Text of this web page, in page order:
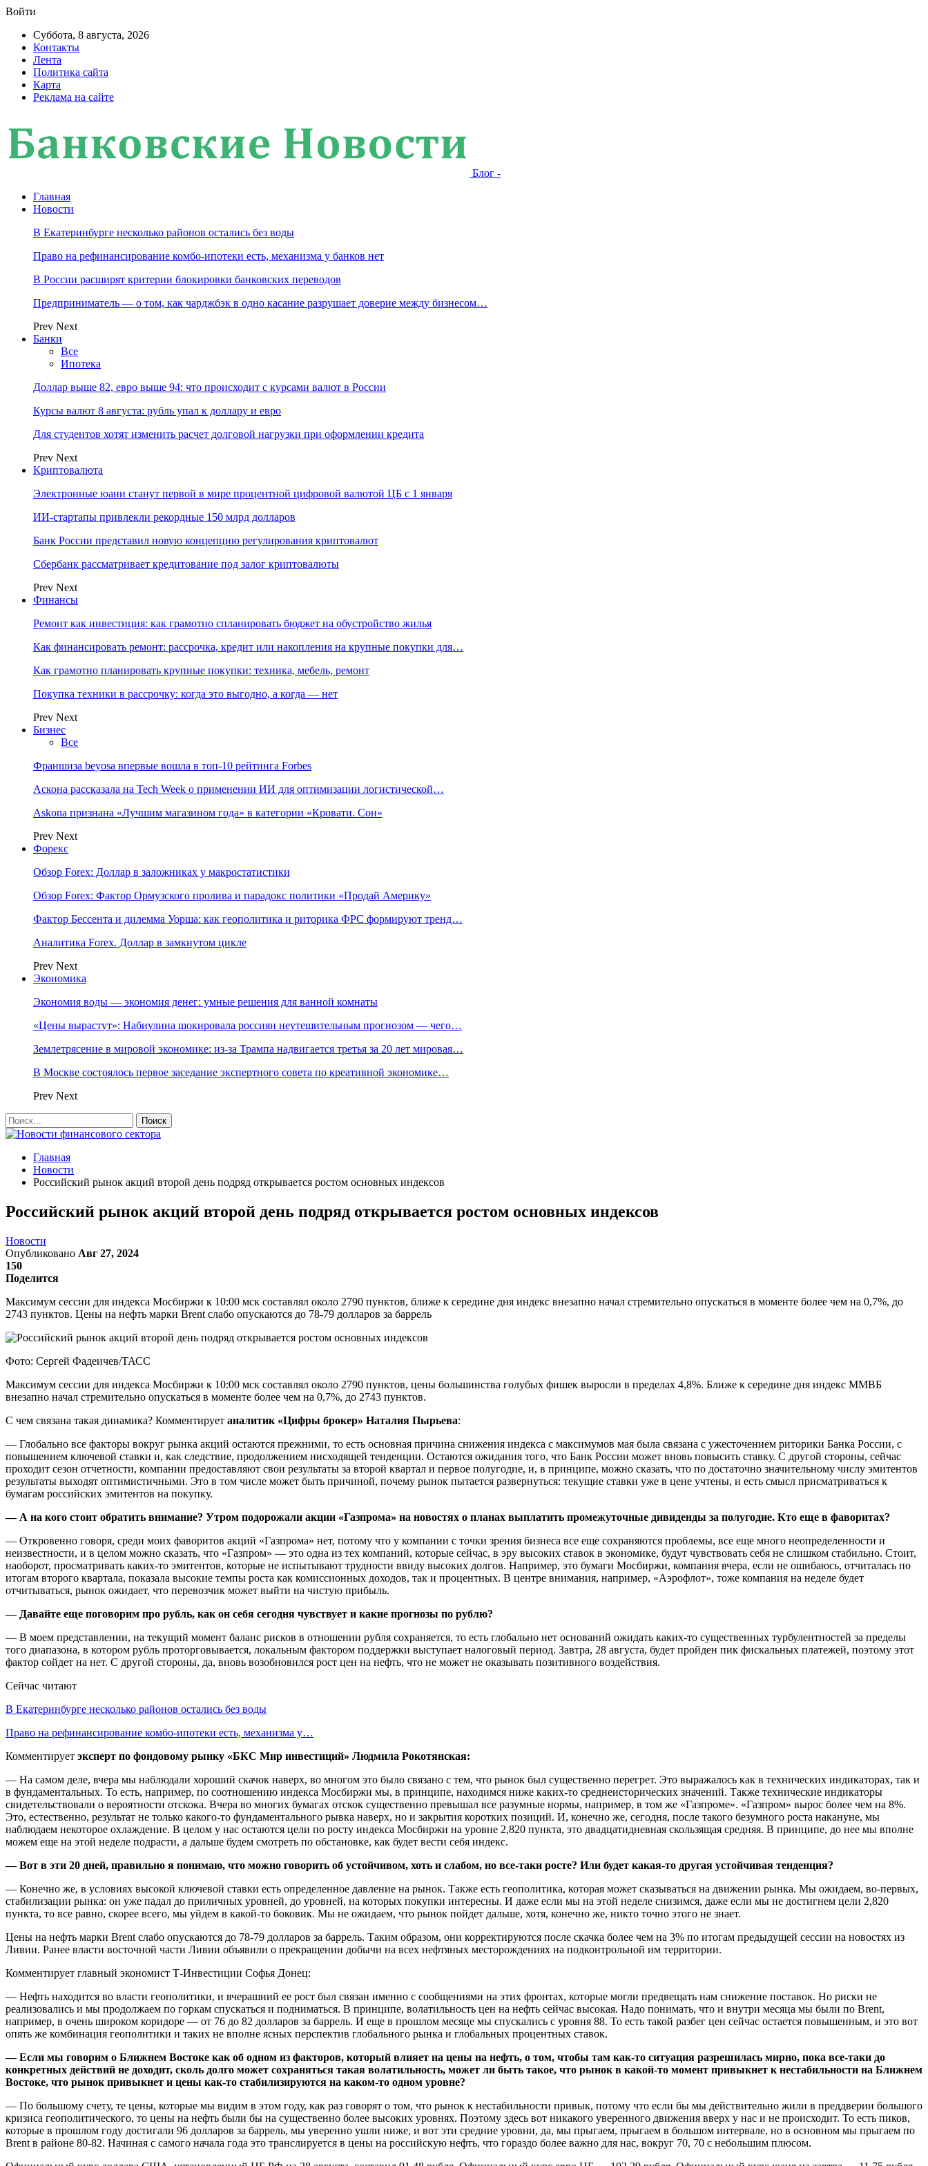
Войти
Суббота, 8 августа, 2026
Контакты
Лента
Политика сайта
Карта
Реклама на сайте
Блог -
Главная
Новости
В Екатеринбурге несколько районов остались без воды
Право на рефинансирование комбо-ипотеки есть, механизма у банков нет
В России расширят критерии блокировки банковских переводов
Предприниматель — о том, как чарджбэк в одно касание разрушает доверие между бизнесом…
Prev Next
Банки
Все
Ипотека
Доллар выше 82, евро выше 94: что происходит с курсами валют в России
Курсы валют 8 августа: рубль упал к доллару и евро
Для студентов хотят изменить расчет долговой нагрузки при оформлении кредита
Prev Next
Криптовалюта
Электронные юани станут первой в мире процентной цифровой валютой ЦБ с 1 января
ИИ-стартапы привлекли рекордные 150 млрд долларов
Банк России представил новую концепцию регулирования криптовалют
Сбербанк рассматривает кредитование под залог криптовалюты
Prev Next
Финансы
Ремонт как инвестиция: как грамотно спланировать бюджет на обустройство жилья
Как финансировать ремонт: рассрочка, кредит или накопления на крупные покупки для…
Как грамотно планировать крупные покупки: техника, мебель, ремонт
Покупка техники в рассрочку: когда это выгодно, а когда — нет
Prev Next
Бизнес
Все
Франшиза beyosa впервые вошла в топ-10 рейтинга Forbes
Аскона рассказала на Tech Week о применении ИИ для оптимизации логистической…
Askona признана «Лучшим магазином года» в категории «Кровати. Сон»
Prev Next
Форекс
Обзор Forex: Доллар в заложниках у макростатистики
Обзор Forex: Фактор Ормузского пролива и парадокс политики «Продай Америку»
Фактор Бессента и дилемма Уорша: как геополитика и риторика ФРС формируют тренд…
Аналитика Forex. Доллар в замкнутом цикле
Prev Next
Экономика
Экономия воды — экономия денег: умные решения для ванной комнаты
«Цены вырастут»: Набиулина шокировала россиян неутешительным прогнозом — чего…
Землетрясение в мировой экономике: из-за Трампа надвигается третья за 20 лет мировая…
В Москве состоялось первое заседание экспертного совета по креативной экономике…
Prev Next
Главная
Новости
Российский рынок акций второй день подряд открывается ростом основных индексов
Российский рынок акций второй день подряд открывается ростом основных индексов
Новости
Опубликовано Авг 27, 2024
150
Поделится
Максимум сессии для индекса Мосбиржи к 10:00 мск составлял около 2790 пунктов, ближе к середине дня индекс внезапно начал стремительно опускаться в моменте более чем на 0,7%, до
2743 пунктов. Цены на нефть марки Brent слабо опускаются до 78-79 долларов за баррель
Фото: Сергей Фадеичев/ТАСС
Максимум сессии для индекса Мосбиржи к 10:00 мск составлял около 2790 пунктов, цены большинства голубых фишек выросли в пределах 4,8%. Ближе к середине дня индекс ММВБ
внезапно начал стремительно опускаться в моменте более чем на 0,7%, до 2743 пунктов.
С чем связана такая динамика? Комментирует аналитик «Цифры брокер» Наталия Пырьева:
— Глобально все факторы вокруг рынка акций остаются прежними, то есть основная причина снижения индекса с максимумов мая была связана с ужесточением риторики Банка России, с
повышением ключевой ставки и, как следствие, продолжением нисходящей тенденции. Остаются ожидания того, что Банк России может вновь повысить ставку. С другой стороны, сейчас
проходит сезон отчетности, компании предоставляют свои результаты за второй квартал и первое полугодие, и, в принципе, можно сказать, что по достаточно значительному числу эмитентов
результаты выходят оптимистичными. Это в том числе может быть причиной, почему рынок пытается развернуться: текущие ставки уже в цене учтены, и есть смысл присматриваться к
бумагам российских эмитентов на покупку.
— А на кого стоит обратить внимание? Утром подорожали акции «Газпрома» на новостях о планах выплатить промежуточные дивиденды за полугодие. Кто еще в фаворитах?
— Откровенно говоря, среди моих фаворитов акций «Газпрома» нет, потому что у компании с точки зрения бизнеса все еще сохраняются проблемы, все еще много неопределенности и
неизвестности, и в целом можно сказать, что «Газпром» — это одна из тех компаний, которые сейчас, в эру высоких ставок в экономике, будут чувствовать себя не слишком стабильно. Стоит,
наоборот, просматривать каких-то эмитентов, которые не испытывают трудности ввиду высоких долгов. Например, это бумаги Мосбиржи, компания вчера, если не ошибаюсь, отчиталась по
итогам второго квартала, показала высокие темпы роста как комиссионных доходов, так и процентных. В центре внимания, например, «Аэрофлот», тоже компания на неделе будет
отчитываться, рынок ожидает, что перевозчик может выйти на чистую прибыль.
— Давайте еще поговорим про рубль, как он себя сегодня чувствует и какие прогнозы по рублю?
— В моем представлении, на текущий момент баланс рисков в отношении рубля сохраняется, то есть глобально нет оснований ожидать каких-то существенных турбулентностей за пределы
того диапазона, в котором рубль проторговывается, локальным фактором поддержки выступает налоговый период. Завтра, 28 августа, будет пройден пик фискальных платежей, поэтому этот
фактор сойдет на нет. С другой стороны, да, вновь возобновился рост цен на нефть, что не может не оказывать позитивного воздействия.
Сейчас читают
В Екатеринбурге несколько районов остались без воды
Право на рефинансирование комбо-ипотеки есть, механизма у…
Комментирует эксперт по фондовому рынку «БКС Мир инвестиций» Людмила Рокотянская:
— На самом деле, вчера мы наблюдали хороший скачок наверх, во многом это было связано с тем, что рынок был существенно перегрет. Это выражалось как в технических индикаторах, так и
в фундаментальных. То есть, например, по соотношению индекса Мосбиржи мы, в принципе, находимся ниже каких-то среднеисторических значений. Также технические индикаторы
свидетельствовали о вероятности отскока. Вчера во многих бумагах отскок существенно превышал все разумные нормы, например, в том же «Газпроме». «Газпром» вырос более чем на 8%.
Это, естественно, результат не только какого-то фундаментального рывка наверх, но и закрытия коротких позиций. И, конечно же, сегодня, после такого безумного роста накануне, мы
наблюдаем некоторое охлаждение. В целом у нас остаются цели по росту индекса Мосбиржи на уровне 2,820 пункта, это двадцатидневная скользящая средняя. В принципе, до нее мы вполне
можем еще на этой неделе подрасти, а дальше будем смотреть по обстановке, как будет вести себя индекс.
— Вот в эти 20 дней, правильно я понимаю, что можно говорить об устойчивом, хоть и слабом, но все-таки росте? Или будет какая-то другая устойчивая тенденция?
— Конечно же, в условиях высокой ключевой ставки есть определенное давление на рынок. Также есть геополитика, которая может сказываться на движении рынка. Мы ожидаем, во-первых,
стабилизации рынка: он уже падал до приличных уровней, до уровней, на которых покупки интересны. И даже если мы на этой неделе снизимся, даже если мы не достигнем цели 2,820
пункта, то все равно, скорее всего, мы уйдем в какой-то боковик. Мы не ожидаем, что рынок пойдет дальше, хотя, конечно же, никто точно этого не знает.
Цены на нефть марки Brent слабо опускаются до 78-79 долларов за баррель. Таким образом, они корректируются после скачка более чем на 3% по итогам предыдущей сессии на новостях из
Ливии. Ранее власти восточной части Ливии объявили о прекращении добычи на всех нефтяных месторождениях на подконтрольной им территории.
Комментирует главный экономист Т-Инвестиции Софья Донец:
— Нефть находится во власти геополитики, и вчерашний ее рост был связан именно с сообщениями на этих фронтах, которые могли предвещать нам снижение поставок. Но риски не
реализовались и мы продолжаем по горкам спускаться и подниматься. В принципе, волатильность цен на нефть сейчас высокая. Надо понимать, что и внутри месяца мы были по Brent,
например, в очень широком коридоре — от 76 до 82 долларов за баррель. И еще в прошлом месяце мы спускались с уровня 88. То есть такой разбег цен сейчас остается повышенным, и это вот
опять же комбинация геополитики и таких не вполне ясных перспектив глобального рынка и глобальных процентных ставок.
— Если мы говорим о Ближнем Востоке как об одном из факторов, который влияет на цены на нефть, о том, чтобы там как-то ситуация разрешилась мирно, пока все-таки до
конкретных действий не доходит, сколь долго может сохраняться такая волатильность, может ли быть такое, что рынок в какой-то момент привыкнет к нестабильности на Ближнем
Востоке, что рынок привыкнет и цены как-то стабилизируются на каком-то одном уровне?
— По большому счету, те цены, которые мы видим в этом году, как раз говорят о том, что рынок к нестабильности привык, потому что если бы мы действительно жили в преддверии большого
кризиса геополитического, то цены на нефть были бы на существенно более высоких уровнях. Поэтому здесь вот никакого уверенного движения вверх у нас и не происходит. То есть пиков,
которые в прошлом году достигали 96 долларов за баррель, мы уверенно ушли ниже, и вот эти средние уровни, да, мы прыгаем, прыгаем в большом интервале, но в основном мы прыгаем по
Brent в районе 80-82. Начиная с самого начала года это транслируется в цены на российскую нефть, что гораздо более важно для нас, вокруг 70, 70 с небольшим плюсом.